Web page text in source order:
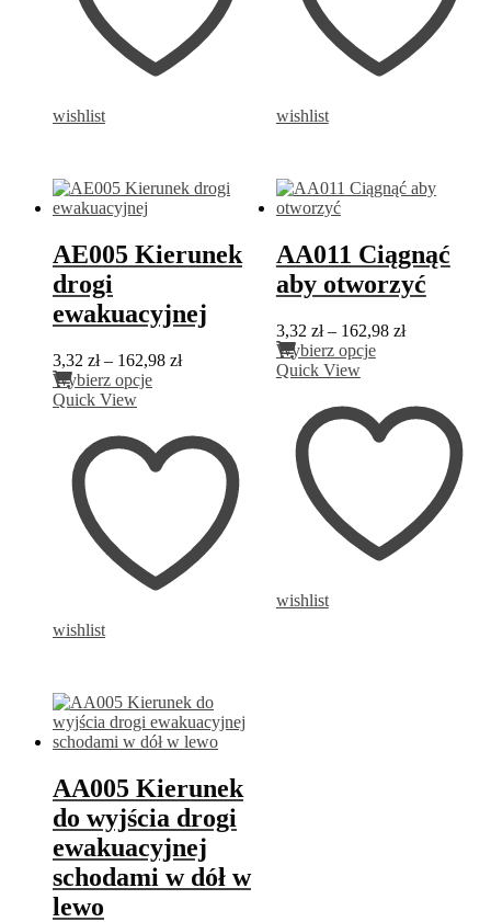
stronie
produktu
wishlist
stronie
produktu
wishlist
AE005 Kierunek
drogi
ewakuacyjnej
3,32 zł – 162,98 złZakres
do
162,98 zł
Wybierz opcjeTen
wiele
wariantów.
Opcje
stronie
produktu
Quick View
wishlist
AA011 Ciągnąć
aby otworzyć
3,32 zł – 162,98 złZakres
do
162,98 zł
Wybierz opcjeTen
wiele
wariantów.
Opcje
stronie
produktu
Quick View
wishlist
AA005 Kierunek
do wyjścia drogi
ewakuacyjnej
schodami w dół w
lewo